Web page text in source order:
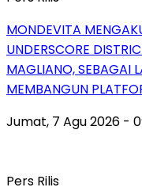
MONDEVITA
UNDERSCORE
MAGLIANO, SEBAGAI
MEMBANGUN
Jumat, 7 Agu 2026 -
Pers Rilis